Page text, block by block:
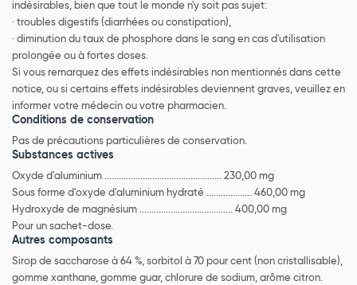
indésirables, bien que tout le monde n'y soit pas sujet:
· troubles digestifs (diarrhées ou constipation),
· diminution du taux de phosphore dans le sang en cas d'utilisation
prolongée ou à fortes doses.
Si vous remarquez des effets indésirables non mentionnés dans cette
notice, ou si certains effets indésirables deviennent graves, veuillez en
informer votre médecin ou votre pharmacien.
Conditions de conservation
Pas de précautions particulières de conservation.
Substances actives
Oxyde d'aluminium ................................................. 230,00 mg
Sous forme d'oxyde d'aluminium hydraté ................... 460,00 mg
Hydroxyde de magnésium ....................................... 400,00 mg
Pour un sachet-dose.
Autres composants
Sirop de saccharose à 64 %, sorbitol à 70 pour cent (non cristallisable),
gomme xanthane, gomme guar, chlorure de sodium, arôme citron.